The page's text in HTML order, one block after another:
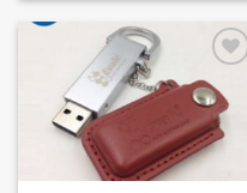
Add to
Wishlist